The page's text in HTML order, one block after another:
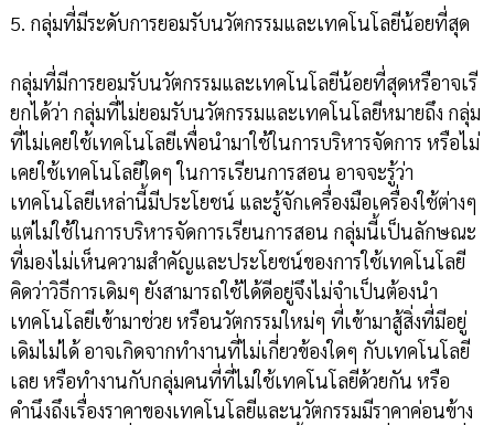
5. กลุ่มที่มีระดับการยอมรับนวัตกรรมและเทคโนโลยีน้อยที่สุด
กลุ่มที่มีการยอมรับนวัตกรรมและเทคโนโลยีน้อยที่สุดหรือาจเรี
ยกได้ว่า กลุ่มที่ไม่ยอมรับนวัตกรรมและเทคโนโลยีหมายถึง กลุ่ม
ที่ไม่เคยใช้เทคโนโลยีเพื่อนำมาใช้ในการบริหารจัดการ หรือไม่
เคยใช้เทคโนโลยีใดๆ ในการเรียนการสอน อาจจะรู้ว่า
เทคโนโลยีเหล่านี้มีประโยชน์ และรู้จักเครื่องมือเครื่องใช้ต่างๆ
แต่ไม่ใช้ในการบริหารจัดการเรียนการสอน กลุ่มนี้เป็นลักษณะ
ที่มองไม่เห็นความสำคัญและประโยชน์ของการใช้เทคโนโลยี
คิดว่าวิธีการเดิมๆ ยังสามารถใช้ได้ดีอยู่จึงไม่จำเป็นต้องนำ
เทคโนโลยีเข้ามาช่วย หรือนวัตกรรมใหม่ๆ ที่เข้ามาสู้สิ่งที่มีอยู่
เดิมไม่ได้ อาจเกิดจากทำงานที่ไม่เกี่ยวข้องใดๆ กับเทคโนโลยี
เลย หรือทำงานกับกลุ่มคนที่ที่ไม่ใช้เทคโนโลยีด้วยกัน หรือ
คำนึงถึงเรื่องราคาของเทคโนโลยีและนวัตกรรมมีราคาค่อนข้าง